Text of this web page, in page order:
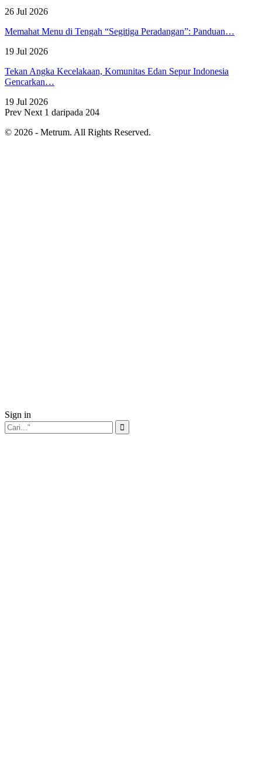
26 Jul 2026
Memahat Menu di Tengah “Segitiga Peradangan”: Panduan…
19 Jul 2026
Tekan Angka Kecelakaan, Komunitas Edan Sepur Indonesia
Gencarkan…
19 Jul 2026
Prev Next 1 daripada 204
© 2026 - Metrum. All Rights Reserved.
Sign in